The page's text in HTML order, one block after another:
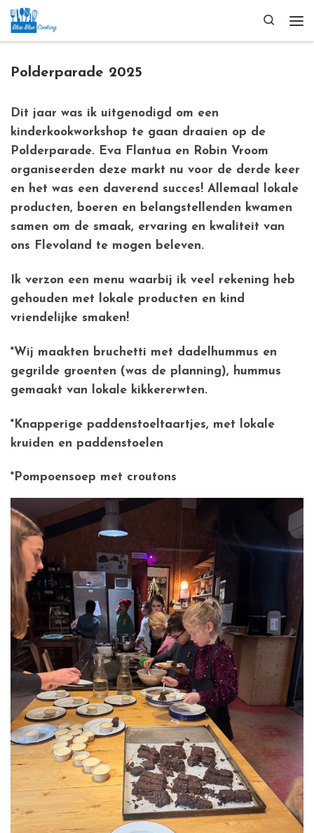
Ga naar inhoud
Search
Polderparade 2025
Dit jaar was ik uitgenodigd om een
kinderkookworkshop te gaan draaien op de
Polderparade. Eva Flantua en Robin Vroom
organiseerden deze markt nu voor de derde keer
en het was een daverend succes! Allemaal lokale
producten, boeren en belangstellenden kwamen
samen om de smaak, ervaring en kwaliteit van
ons Flevoland te mogen beleven.
Ik verzon een menu waarbij ik veel rekening heb
gehouden met lokale producten en kind
vriendelijke smaken!
*Wij maakten bruchetti met dadelhummus en
gegrilde groenten (was de planning), hummus
gemaakt van lokale kikkererwten.
*Knapperige paddenstoeltaartjes, met lokale
kruiden en paddenstoelen
*Pompoensoep met croutons